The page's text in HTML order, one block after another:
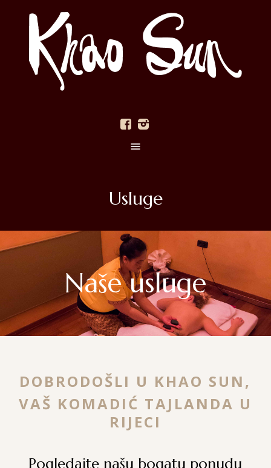
Usluge
Naše usluge
DOBRODOŠLI U KHAO SUN,
VAŠ KOMADIĆ TAJLANDA U
RIJECI
Pogledajte našu bogatu ponudu